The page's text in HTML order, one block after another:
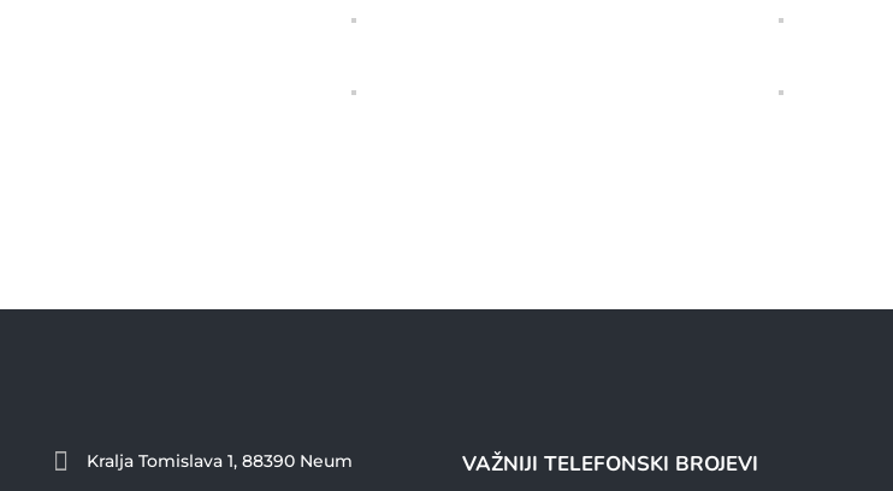
 Kralja Tomislava 1, 88390 Neum VAŽNIJI TELEFONSKI BROJEVI